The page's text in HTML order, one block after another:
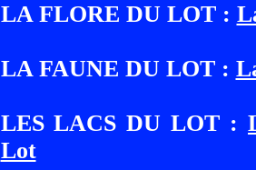
LA FLORE DU LOT :
LA FAUNE DU LOT :
LES LACS DU LOT :
Lot